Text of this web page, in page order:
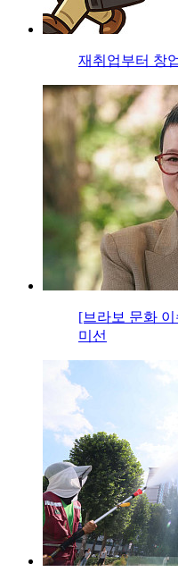
재취업부터 창
[브라보 문화
미선